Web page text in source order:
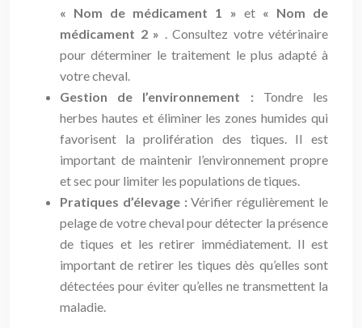
« Nom de médicament 1 » et « Nom de
médicament 2 » . Consultez votre vétérinaire
pour déterminer le traitement le plus adapté à
votre cheval.
Gestion de l’environnement : Tondre les
herbes hautes et éliminer les zones humides qui
favorisent la prolifération des tiques. Il est
important de maintenir l’environnement propre
et sec pour limiter les populations de tiques.
Pratiques d’élevage :Vérifier régulièrement le
pelage de votre cheval pour détecter la présence
de tiques et les retirer immédiatement. Il est
important de retirer les tiques dès qu’elles sont
détectées pour éviter qu’elles ne transmettent la
maladie.